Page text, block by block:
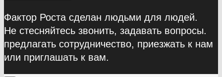
Фактор Роста сделан людьми для людей.
Не стесняйтесь звонить, задавать вопросы.
предлагать сотрудничество, приезжать к нам
или приглашать к вам.